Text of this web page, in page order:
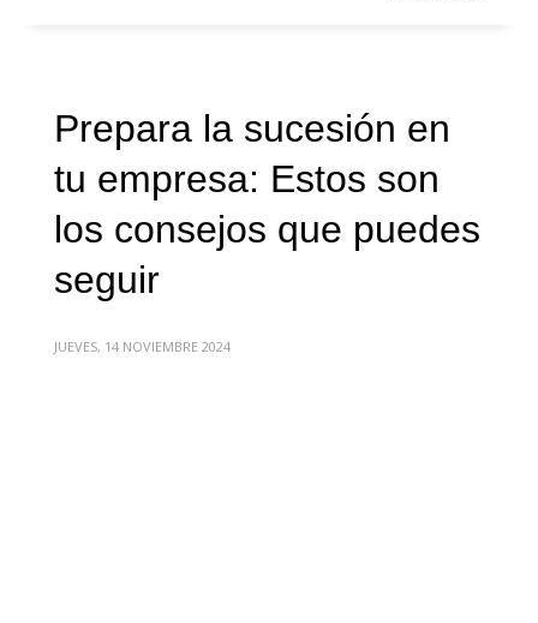
Prepara la sucesión en
tu empresa: Estos son
los consejos que puedes
seguir
JUEVES, 14 NOVIEMBRE 2024